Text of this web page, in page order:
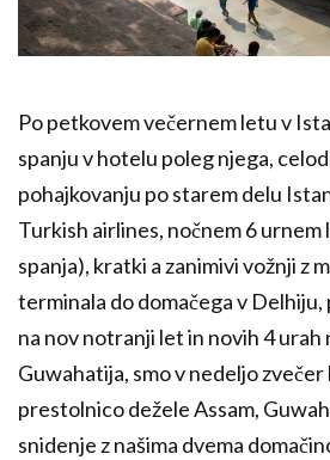
Po petkovem večernem letu v
spanju v hotelu poleg njega,
pohajkovanju po starem delu
Turkish airlines, nočnem 6
spanja), kratki a zanimivi vožnji z
terminala do domačega v
na nov notranji let in novih 4
Guwahatija, smo v nedeljo
prestolnico dežele Assam,
snidenje z našima dvema